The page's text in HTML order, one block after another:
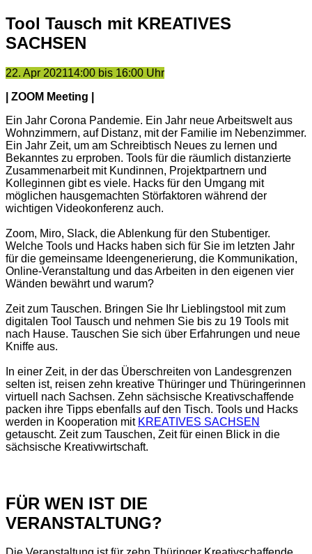
Tool Tausch mit KREATIVES
SACHSEN
22. Apr 202114:00 bis 16:00 Uhr
| ZOOM Meeting |
Ein Jahr Corona Pandemie. Ein Jahr neue Arbeitswelt aus
Wohnzimmern, auf Distanz, mit der Familie im Nebenzimmer.
Ein Jahr Zeit, um am Schreibtisch Neues zu lernen und
Bekanntes zu erproben. Tools für die räumlich distanzierte
Zusammenarbeit mit Kundinnen, Projektpartnern und
Kolleginnen gibt es viele. Hacks für den Umgang mit
möglichen hausgemachten Störfaktoren während der
wichtigen Videokonferenz auch.
Zoom, Miro, Slack, die Ablenkung für den Stubentiger.
Welche Tools und Hacks haben sich für Sie im letzten Jahr
für die gemeinsame Ideengenerierung, die Kommunikation,
Online-Veranstaltung und das Arbeiten in den eigenen vier
Wänden bewährt und warum?
Zeit zum Tauschen. Bringen Sie Ihr Lieblingstool mit zum
digitalen Tool Tausch und nehmen Sie bis zu 19 Tools mit
nach Hause. Tauschen Sie sich über Erfahrungen und neue
Kniffe aus.
In einer Zeit, in der das Überschreiten von Landesgrenzen
selten ist, reisen zehn kreative Thüringer und Thüringerinnen
virtuell nach Sachsen. Zehn sächsische Kreativschaffende
packen ihre Tipps ebenfalls auf den Tisch. Tools und Hacks
werden in Kooperation mit KREATIVES SACHSEN
getauscht. Zeit zum Tauschen, Zeit für einen Blick in die
sächsische Kreativwirtschaft.
FÜR WEN IST DIE
VERANSTALTUNG?